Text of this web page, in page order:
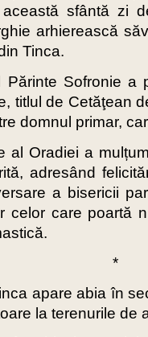
sfântă zi
arhierească
Tinca.
Părinte Sofronie
titlul de Cetăţean
domnul primar,
al Oradiei a
adresând
a bisericii
celor care poartă
apare abia în
la terenurile de